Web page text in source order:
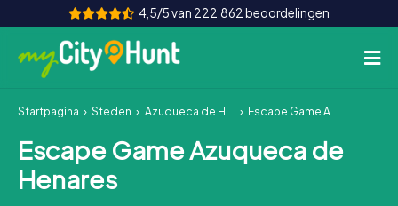
4,5/5 van 222.862 beoordelingen
Hoe het werkt
Steden
Startpagina Steden Azuqueca de Henares Escape Game Azuqueca de Henares
Escape Game Azuqueca de
Henares